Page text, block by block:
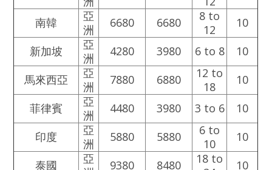
南韓
亞
洲
6680 6680
8 to
12
10
新加坡
亞
洲
4280 3980 6 to 8
10
馬來西亞
亞
洲
7880 6880
12 to
18
10
菲律賓
亞
洲
4480 3980 3 to 6
10
印度
亞
洲
5880 5880
6 to
10
10
泰國
亞
9380 8480
18 to
10